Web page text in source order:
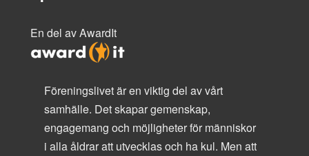
En del av AwardIt
Föreningslivet är en viktig del av vårt
samhälle. Det skapar gemenskap,
engagemang och möjligheter för människor
i alla åldrar att utvecklas och ha kul. Men att